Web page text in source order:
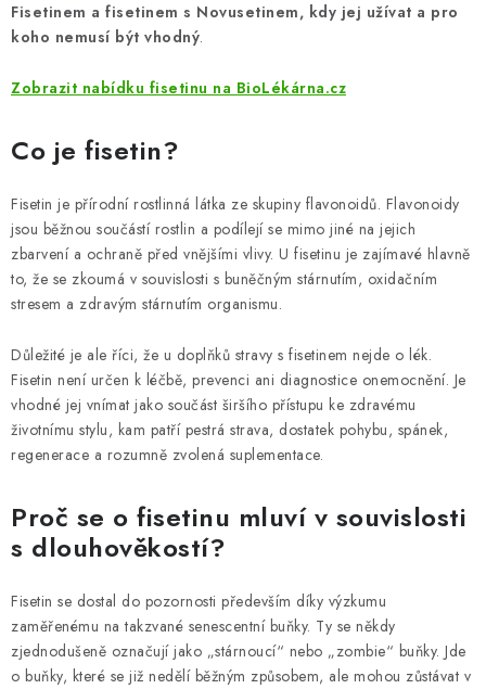
Odborný garant MUDr. Monika Klaudysová
Moje objednávka
Mapa serveru
Fisetinem a fisetinem s Novusetinem, kdy jej užívat a pro
koho nemusí být vhodný.
Zobrazit nabídku fisetinu na BioLékárna.cz
Co je fisetin?
Fisetin je přírodní rostlinná látka ze skupiny flavonoidů. Flavonoidy
jsou běžnou součástí rostlin a podílejí se mimo jiné na jejich
zbarvení a ochraně před vnějšími vlivy. U fisetinu je zajímavé hlavně
to, že se zkoumá v souvislosti s buněčným stárnutím, oxidačním
stresem a zdravým stárnutím organismu.
Důležité je ale říci, že u doplňků stravy s fisetinem nejde o lék.
Fisetin není určen k léčbě, prevenci ani diagnostice onemocnění. Je
vhodné jej vnímat jako součást širšího přístupu ke zdravému
životnímu stylu, kam patří pestrá strava, dostatek pohybu, spánek,
regenerace a rozumně zvolená suplementace.
Proč se o fisetinu mluví v souvislosti
s dlouhověkostí?
Fisetin se dostal do pozornosti především díky výzkumu
zaměřenému na takzvané senescentní buňky. Ty se někdy
zjednodušeně označují jako „stárnoucí“ nebo „zombie“ buňky. Jde
o buňky, které se již nedělí běžným způsobem, ale mohou zůstávat v